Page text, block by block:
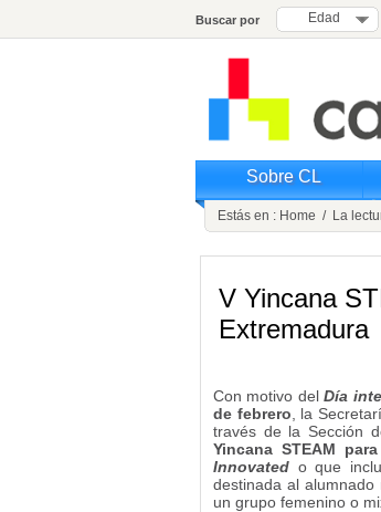
Buscar por Edad
Sobre CL
Estás en : Home / La
V Yincana
Extremadura
Con motivo delDía
de febrero , la
través de la Sección
Yincana STEAM
Innovated o que
destinada al
un grupo femenino o